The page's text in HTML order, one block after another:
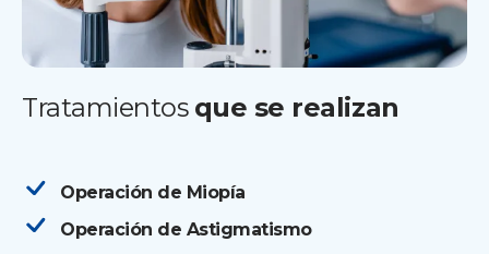
Tratamientos que se realizan
Operación de Miopía
Operación de Astigmatismo